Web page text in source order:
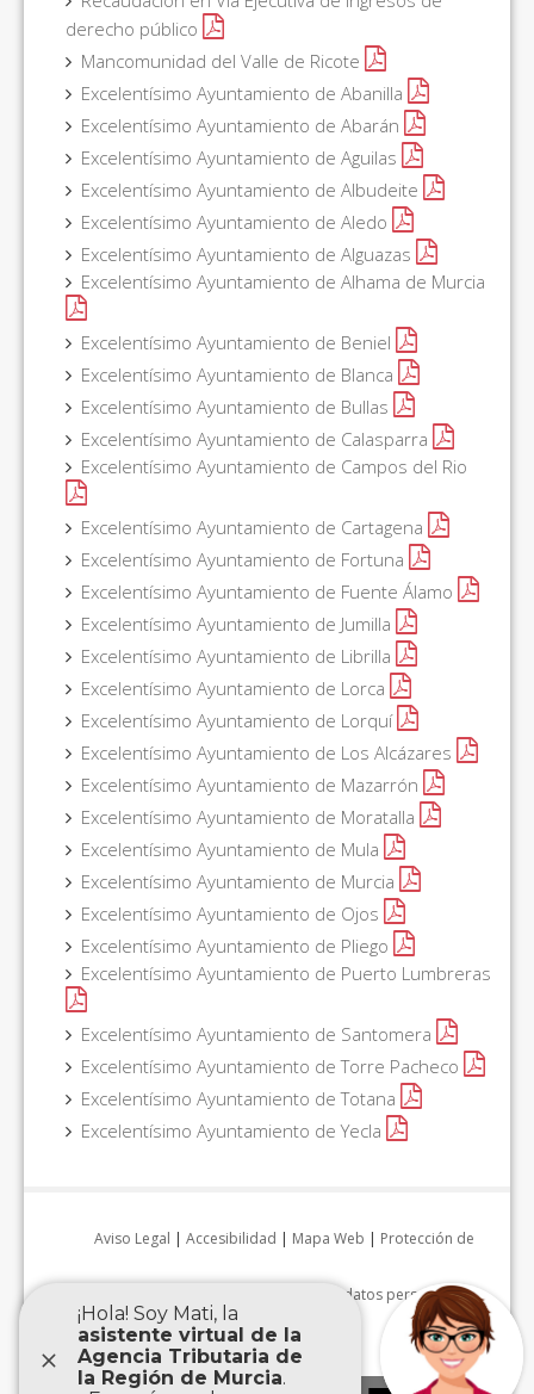
derecho público
Mancomunidad del Valle de Ricote
Excelentísimo Ayuntamiento de Abanilla
Excelentísimo Ayuntamiento de Abarán
Excelentísimo Ayuntamiento de Aguilas
Excelentísimo Ayuntamiento de Albudeite
Excelentísimo Ayuntamiento de Aledo
Excelentísimo Ayuntamiento de Alguazas
Excelentísimo Ayuntamiento de Alhama de Murcia
Excelentísimo Ayuntamiento de Beniel
Excelentísimo Ayuntamiento de Blanca
Excelentísimo Ayuntamiento de Bullas
Excelentísimo Ayuntamiento de Calasparra
Excelentísimo Ayuntamiento de Campos del Rio
Excelentísimo Ayuntamiento de Cartagena
Excelentísimo Ayuntamiento de Fortuna
Excelentísimo Ayuntamiento de Fuente Álamo
Excelentísimo Ayuntamiento de Jumilla
Excelentísimo Ayuntamiento de Librilla
Excelentísimo Ayuntamiento de Lorca
Excelentísimo Ayuntamiento de Lorquí
Excelentísimo Ayuntamiento de Los Alcázares
Excelentísimo Ayuntamiento de Mazarrón
Excelentísimo Ayuntamiento de Moratalla
Excelentísimo Ayuntamiento de Mula
Excelentísimo Ayuntamiento de Murcia
Excelentísimo Ayuntamiento de Ojos
Excelentísimo Ayuntamiento de Pliego
Excelentísimo Ayuntamiento de Puerto Lumbreras
Excelentísimo Ayuntamiento de Santomera
Excelentísimo Ayuntamiento de Torre Pacheco
Excelentísimo Ayuntamiento de Totana
Excelentísimo Ayuntamiento de Yecla
Aviso Legal | Accesibilidad | Mapa Web | Protección de
datos personales|